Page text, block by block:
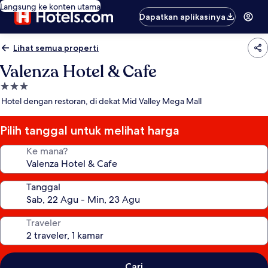
Langsung ke konten utama
Dapatkan aplikasinya
Lihat semua properti
Valenza Hotel & Cafe
Properti
bintang
Hotel dengan restoran, di dekat Mid Valley Mega Mall
Pilih tanggal untuk melihat harga
Ke mana?
Tanggal
Traveler